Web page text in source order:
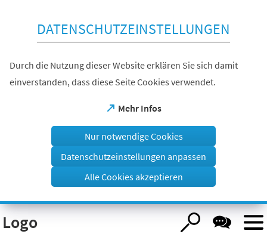
Visuelle
Assistenzsoftware
öffnen.
DATENSCHUTZEINSTELLUNGEN
Durch die Nutzung dieser Website erklären Sie sich damit
einverstanden, dass diese Seite Cookies verwendet.
Mehr Infos
(Öffnet
einem
Tab)
Nur notwendige Cookies
Datenschutzeinstellungen anpassen
Alle Cookies akzeptieren
Logo